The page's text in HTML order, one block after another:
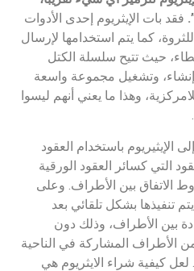
فقد بات الإيثريوم إحدى الأدوات
كما يتم استخدامها لإرسال
حيث تتيح سلسلة الكتل
إنشاء، وتشغيل مجموعة واسعة
وهذا ما يعني أنهم ليسوا
الإيثيريوم باستخدام العقود
التي كسائر العقود الورقية
الاتفاق بين الأطراف. وعلى
تنفيذها بشكل تلقائي بعد
بين الأطراف، وذلك دون
الأطراف المشاركة في الناحية
كيفية شراء الايثريوم هي